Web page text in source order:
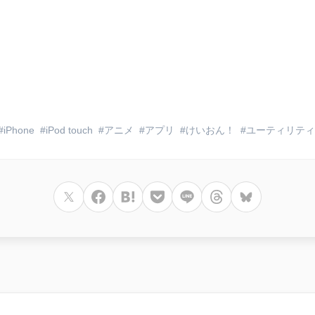
iPhone iPod touch アニメ アプリ けいおん！ ユーティリティ